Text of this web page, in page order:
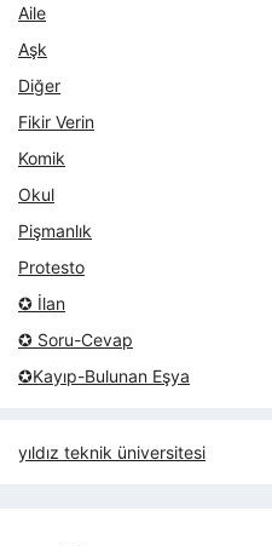
Aile
Aşk
Diğer
Fikir Verin
Komik
Okul
Pişmanlık
Protesto
✪ İlan
✪ Soru-Cevap
✪Kayıp-Bulunan Eşya
yıldız teknik üniversitesi